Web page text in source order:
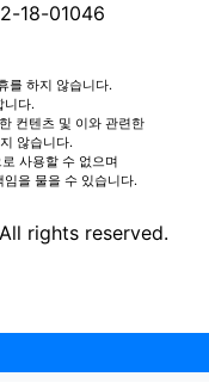
18-01046
를 하지 않습니다.
니다.
컨텐츠 및 이와 관련한
않습니다.
사용할 수 없으며
을 물을 수 있습니다.
All rights reserved.